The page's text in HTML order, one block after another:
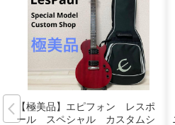
【極美品】エピフォン レスポ
ール スペシャル カスタムシ